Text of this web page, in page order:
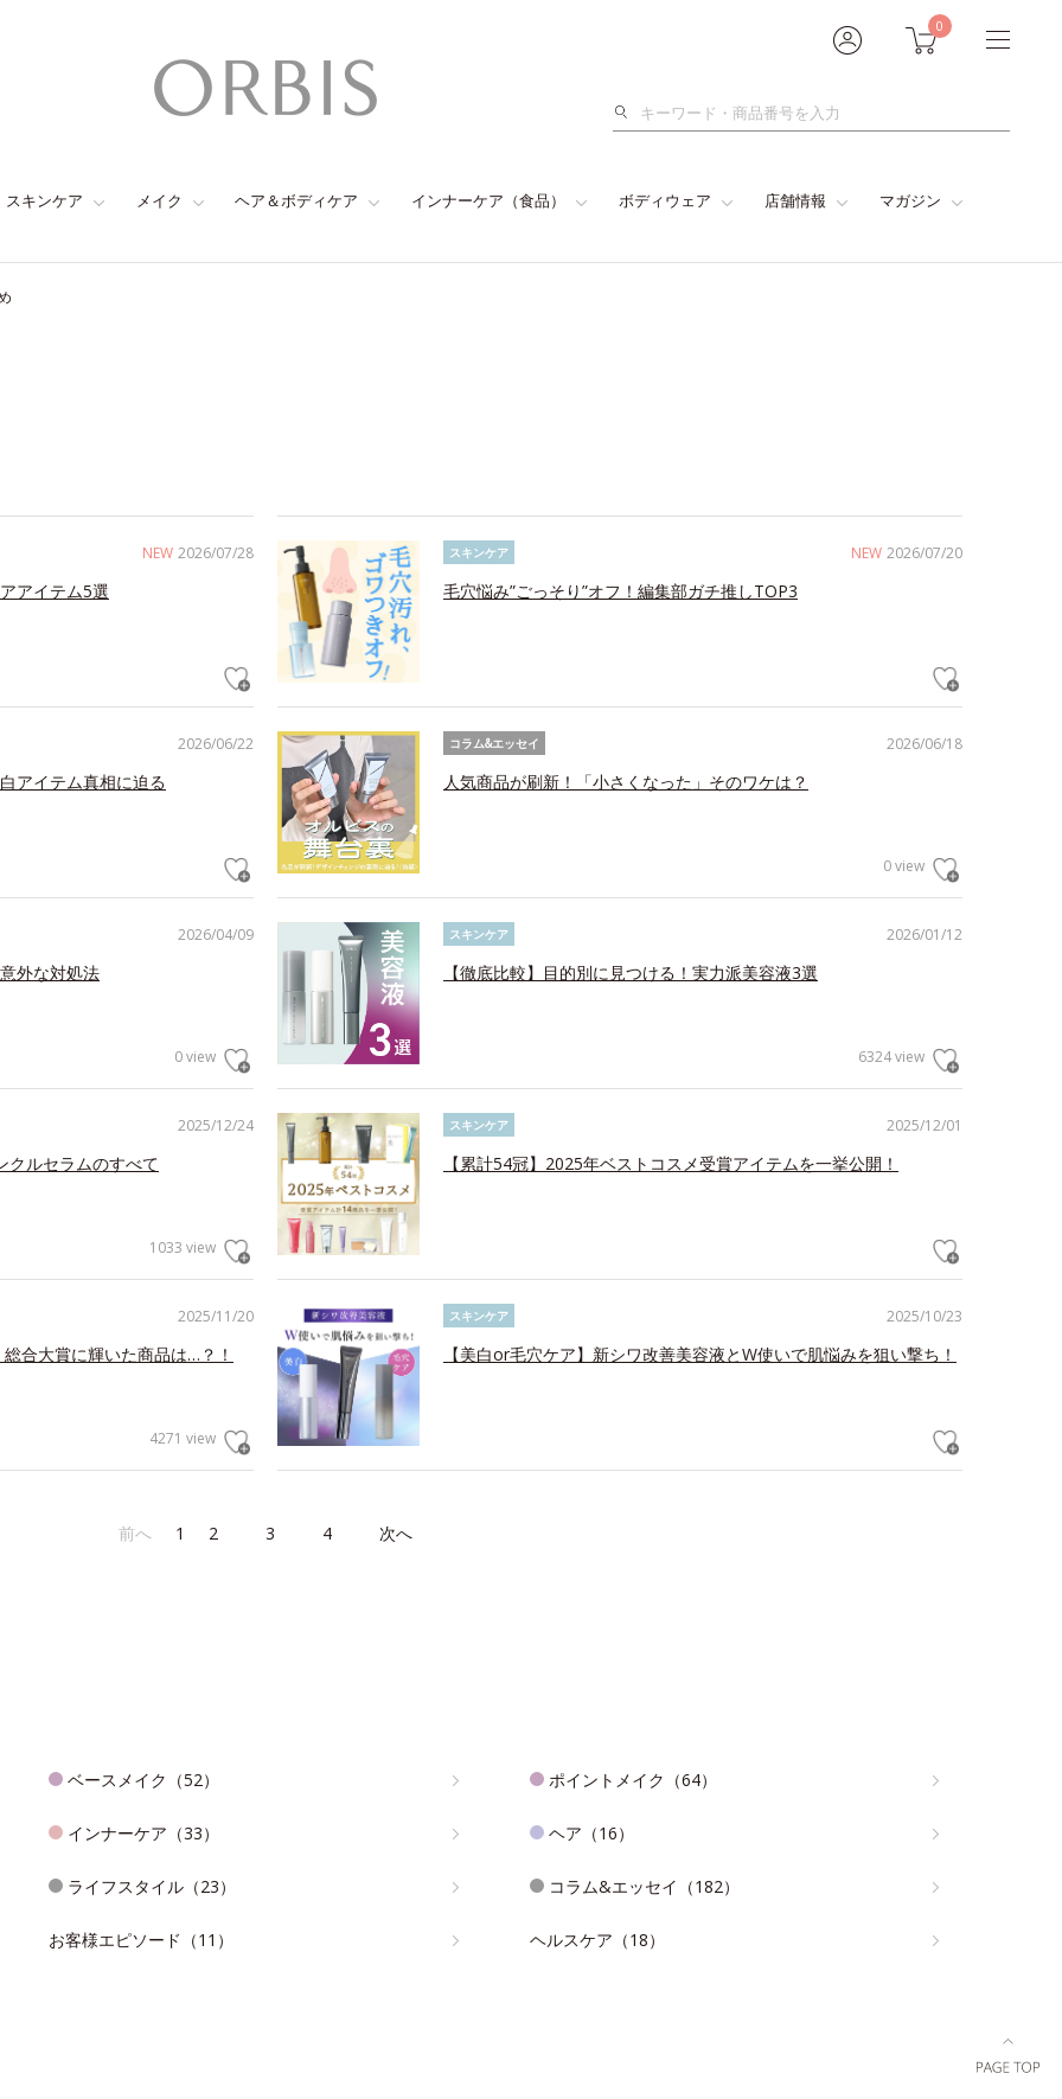
0
検
スキンケア メイク ヘア＆ボディケア インナーケア（食品） ボディウェア 店舗情報 マガジン
NEW 2026/07/28
アイテム5選
NEW 2026/07/20
スキンケア
毛穴悩み”ごっそり”オフ！編集部ガチ推しTOP3
2026/06/22
アイテム真相に迫る
2026/06/18
コラム&エッセイ
人気商品が刷新！「小さくなった」そのワケは？
0 view
2026/04/09
外な対処法
0 view
2026/01/12
スキンケア
【徹底比較】目的別に見つける！実力派美容液3選
6324 view
2025/12/24
クルセラムのすべて
1033 view
2025/12/01
スキンケア
【累計54冠】2025年ベストコスメ受賞アイテムを一挙公開！
2025/11/20
合大賞に輝いた商品は…？！
4271 view
2025/10/23
スキンケア
【美白or毛穴ケア】新シワ改善美容液とW使いで肌悩みを狙い撃ち！
前へ 1 2 3 4 次へ
ベースメイク（52） ポイントメイク（64）
インナーケア（33） ヘア（16）
ライフスタイル（23） コラム&エッセイ（182）
お客様エピソード（11） ヘルスケア（18）